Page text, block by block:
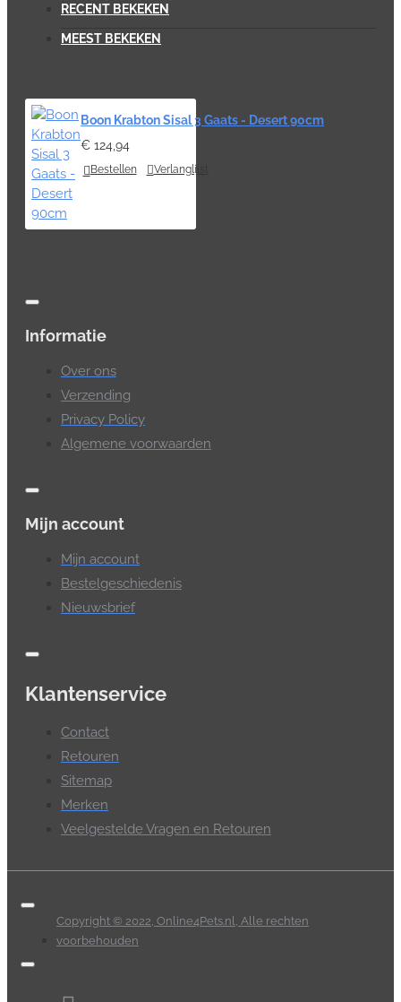
RECENT BEKEKEN
MEEST BEKEKEN
Boon Krabton Sisal 3 Gaats - Desert 90cm
€ 124,94
Bestellen Verlanglijst
Informatie
Over ons
Verzending
Privacy Policy
Algemene voorwaarden
Mijn account
Mijn account
Bestelgeschiedenis
Nieuwsbrief
Klantenservice
Contact
Retouren
Sitemap
Merken
Veelgestelde Vragen en Retouren
Copyright © 2022, Online4Pets.nl, Alle rechten
voorbehouden